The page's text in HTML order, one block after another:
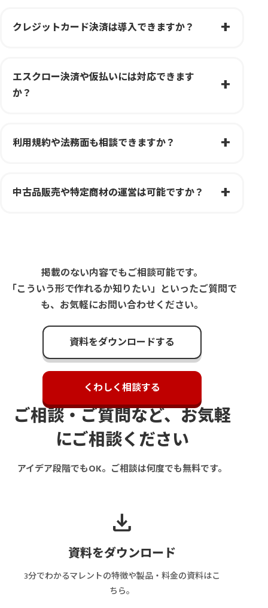
クレジットカード決済は導入できますか？
エスクロー決済や仮払いには対応できます
か？
利用規約や法務面も相談できますか？
中古品販売や特定商材の運営は可能ですか？
掲載のない内容でもご相談可能です。
「こういう形で作れるか知りたい」といったご質問で
も、お気軽にお問い合わせください。
資料をダウンロードする
くわしく相談する
ご相談・ご質問など、お気軽
にご相談ください
アイデア段階でもOK。ご相談は何度でも無料です。
download
資料をダウンロード
3分でわかるマレントの特徴や製品・料金の資料はこ
ちら。